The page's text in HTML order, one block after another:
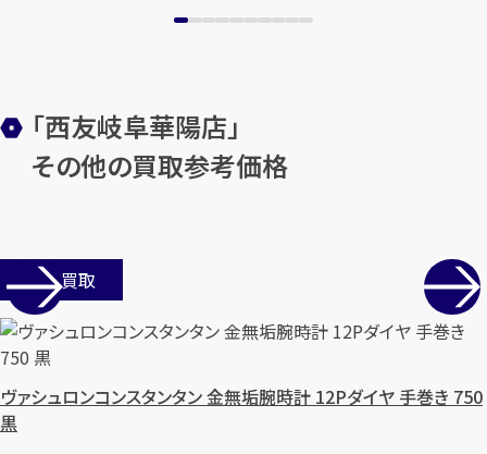
「西友岐阜華陽店」
その他の買取参考価格
店舗買取
ヴァシュロンコンスタンタン 金無垢腕時計 12Pダイヤ 手巻き 750
黒